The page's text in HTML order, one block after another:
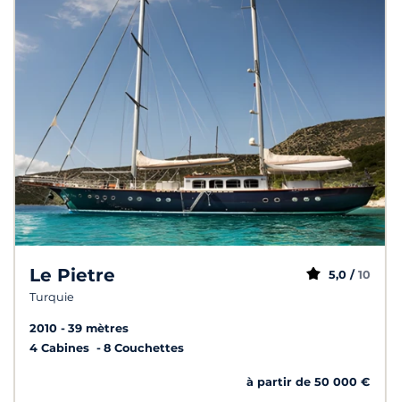
Le Pietre
Turquie
5,0 / 10
2010
39 mètres
4 Cabines
8 Couchettes
à partir de 50 000 €